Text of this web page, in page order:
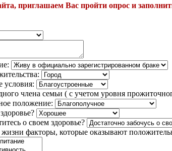
приглашаем Вас пройти опрос и
члена семьи ( с учетом уровня
положение:
о своем здоровье?
факторы, которые оказывают